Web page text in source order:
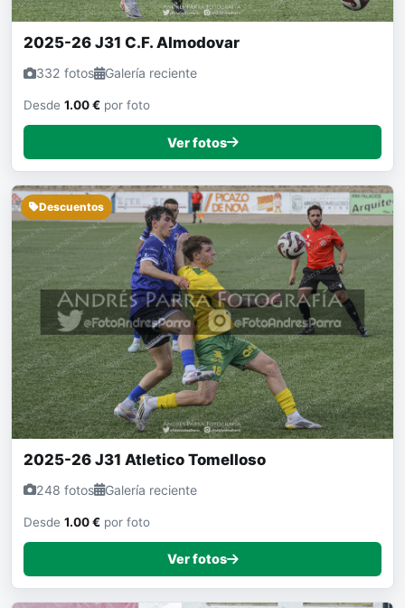
2025-26 J31 C.F. Almodovar
332 fotos Galería reciente
Desde 1.00 € por foto
Ver fotos
Descuentos
2025-26 J31 Atletico Tomelloso
248 fotos Galería reciente
Desde 1.00 € por foto
Ver fotos